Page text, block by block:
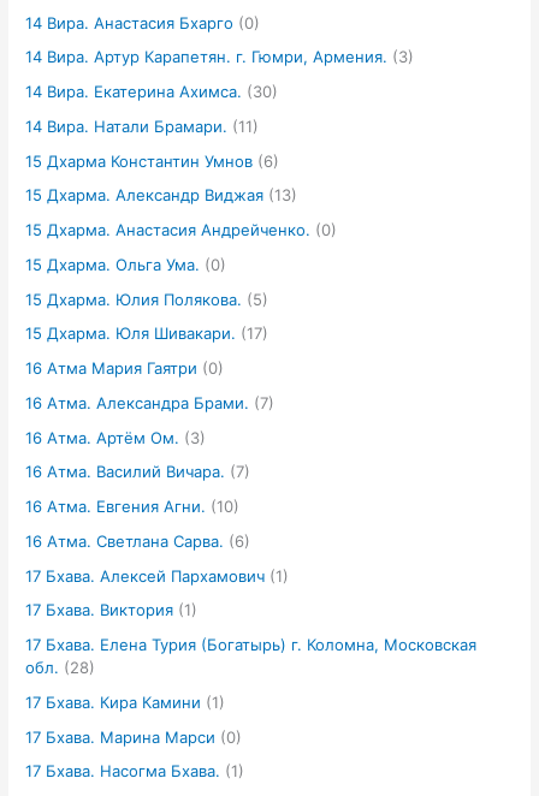
14 Вира. Анастасия Бхарго (0)
14 Вира. Артур Карапетян. г. Гюмри, Армения. (3)
14 Вира. Екатерина Ахимса. (30)
14 Вира. Натали Брамари. (11)
15 Дхарма Константин Умнов (6)
15 Дхарма. Александр Виджая (13)
15 Дхарма. Анастасия Андрейченко. (0)
15 Дхарма. Ольга Ума. (0)
15 Дхарма. Юлия Полякова. (5)
15 Дхарма. Юля Шивакари. (17)
16 Атма Мария Гаятри (0)
16 Атма. Александра Брами. (7)
16 Атма. Артём Ом. (3)
16 Атма. Василий Вичара. (7)
16 Атма. Евгения Агни. (10)
16 Атма. Светлана Сарва. (6)
17 Бхава. Алексей Пархамович (1)
17 Бхава. Виктория (1)
17 Бхава. Елена Турия (Богатырь) г. Коломна, Московская
обл. (28)
17 Бхава. Кира Камини (1)
17 Бхава. Марина Марси (0)
17 Бхава. Насогма Бхава. (1)